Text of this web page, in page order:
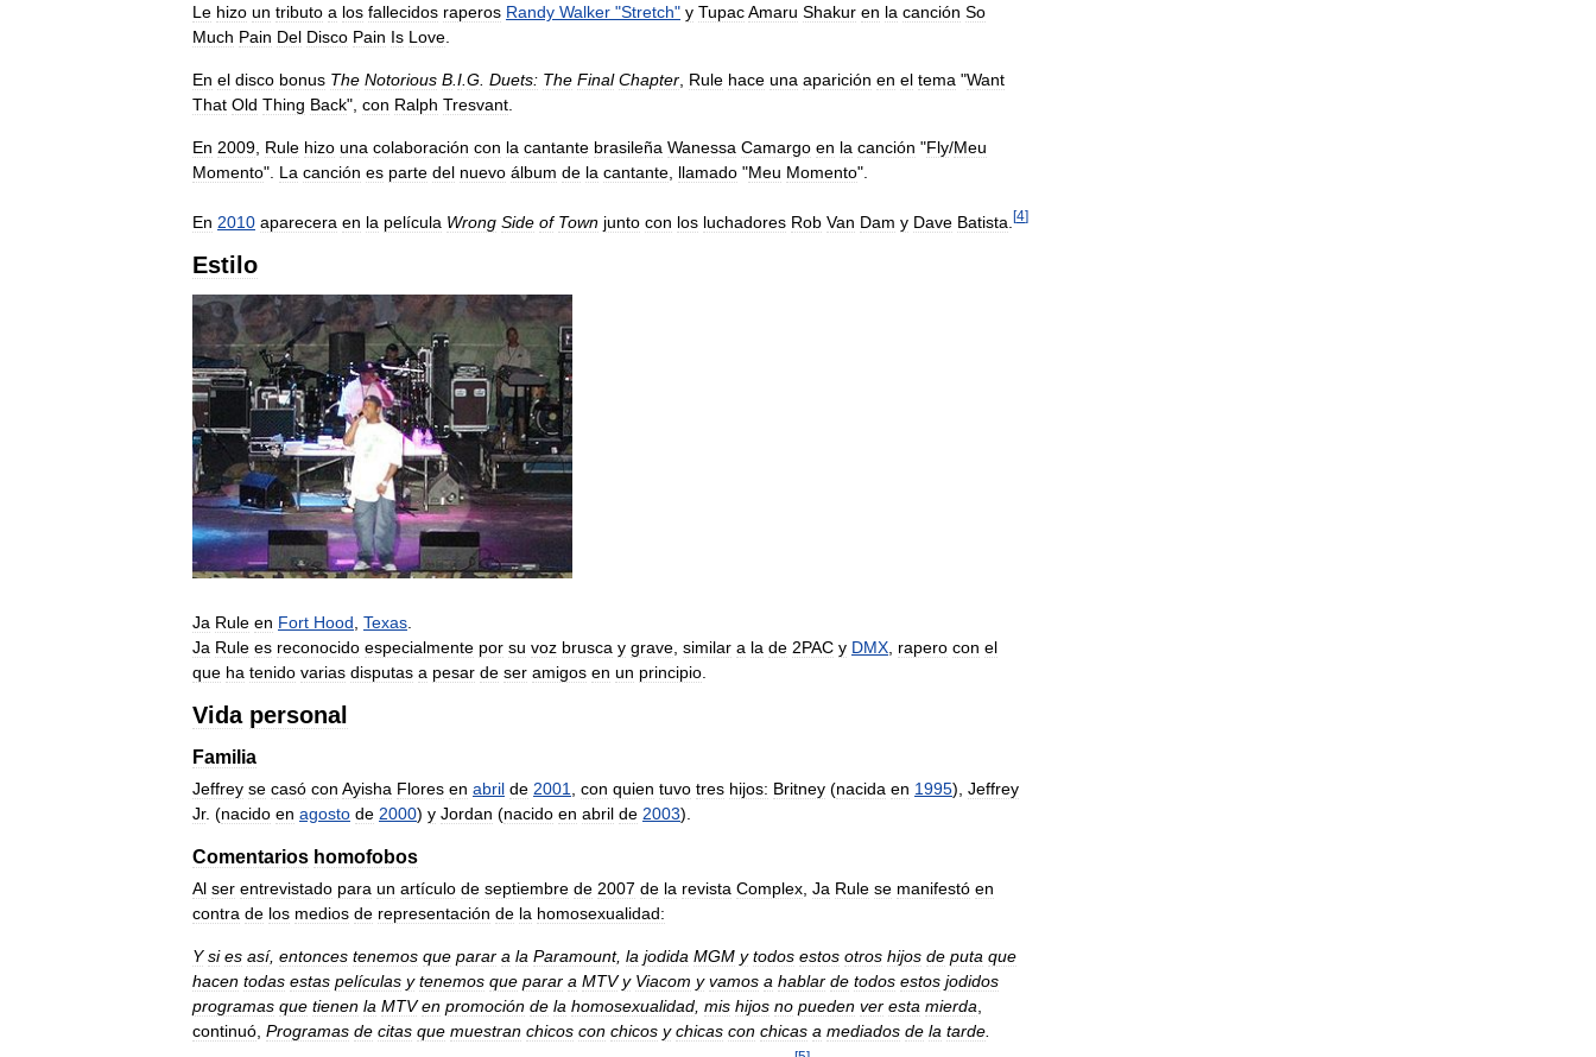
Le hizo un tributo a los fallecidos raperos Randy Walker "Stretch" y TupacAmaru Shakur en la canción So
Much Pain Del Disco Pain Is Love
En el disco bonus The Notorious B I G Duets: The Final Chapter Rule hace una aparición en el tema "Want
That Old Thing Back", con Ralph Tresvant
En 2009 Rule hizo una colaboración con la cantante brasileña Wanessa Camargo en la canción "Fly/Meu
Momento". La canción es parte del nuevo álbum de la cantante llamado "Meu Momento".
En 2010 aparecera en la película Wrong Side of Town junto con los luchadores Rob Van Dam y Dave Batista [4]
Estilo
Ja Rule en Fort Hood, Texas.
Ja Rule es reconocido especialmente por su voz brusca y grave, similar a la de 2PAC y DMX, rapero con el
que ha tenido varias disputas a pesar de ser amigos en un principio.
Vida personal
Familia
Jeffrey se casó con Ayisha Flores en abril de 2001, con quien tuvo tres hijos: Britney (nacida en 1995), Jeffrey
Jr. (nacido en agosto de 2000) y Jordan (nacido en abril de 2003).
Comentarios homofobos
Al ser entrevistado para un artículo de septiembre de 2007 de la revista Complex, Ja Rule se manifestó en
contra de los medios de representación de la homosexualidad:
Y si es así, entonces tenemos que parar a la Paramount, la jodida MGM y todos estos otros hijos de puta que
hacen todas estas películas y tenemos que parar a MTV y Viacom y vamos a hablar de todos estos jodidos
programas que tienen la MTV en promoción de la homosexualidad, mis hijos no pueden ver esta mierda,
continuó, Programas de citas que muestran chicos con chicos y chicas con chicas a mediados de la tarde.